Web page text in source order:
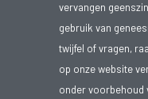
vervangen
gebruik van
twijfel of vragen,
op onze website
onder voorbehoud